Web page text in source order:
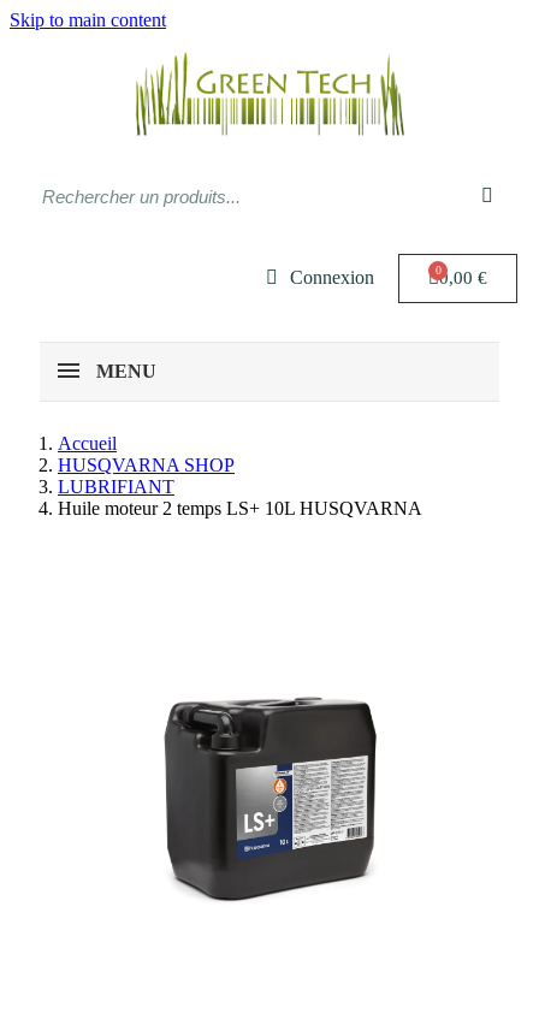
Skip to main content
Connexion 0,00 €
MENU
Accueil
HUSQVARNA SHOP
LUBRIFIANT
Huile moteur 2 temps LS+ 10L HUSQVARNA